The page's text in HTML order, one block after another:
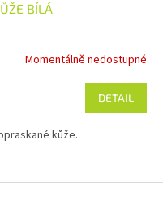
BÍLÁ
Momentálně nedostupné
DETAIL
kůže.